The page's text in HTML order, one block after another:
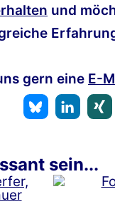
und
gern eine E-
sein...